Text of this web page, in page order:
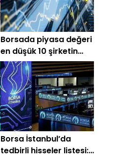
Borsada piyasa değeri
en düşük 10 şirketin
güncel listesi
Borsa İstanbul’da
tedbirli hisseler listesi: